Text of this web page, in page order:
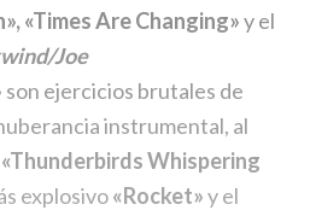
«Times Are Changing»y el
Joe
son ejercicios brutales de
instrumental, al
«Thunderbirds Whispering
explosivo«Rocket»y el